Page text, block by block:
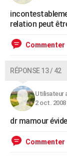
relation peut
Commenter
RÉPONSE 13 / 42
Utilisateur
2 oct. 2008
dr mamour
Commenter